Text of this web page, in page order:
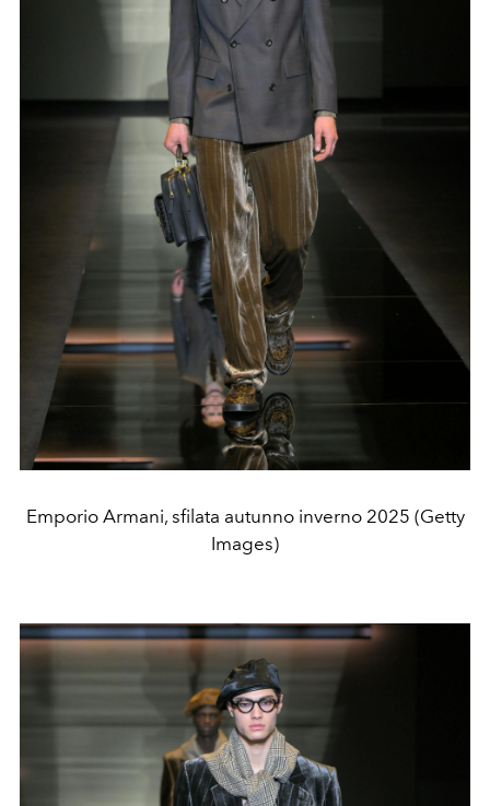
Emporio Armani, sfilata autunno inverno 2025 (Getty
Images)